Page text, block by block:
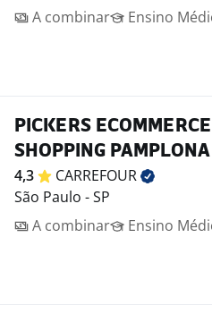
A combinar
Ensino
PICKERS
SHOPPING PAMPLONA
4,3
CARREFOUR
São Paulo - SP
A combinar
Ensino